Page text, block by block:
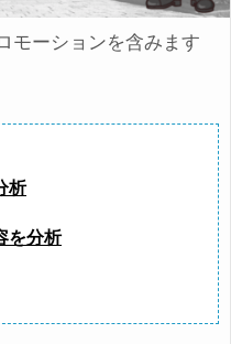
モーションを含みます
析
を分析